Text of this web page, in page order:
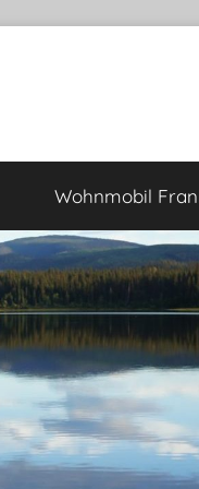
Wohnmobil